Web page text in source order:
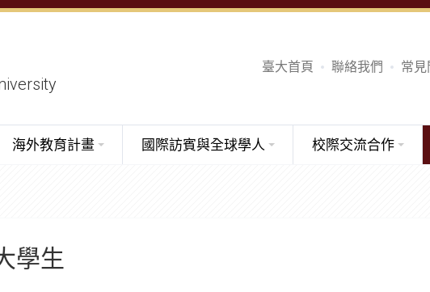
臺大首頁 聯絡我們 常見
海外教育計畫 國際訪賓與全球學人 校際交流合作
學生